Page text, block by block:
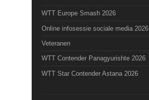
WTT Europe Smash 2026
Online infosessie sociale media 2026
Veteranen
WTT Contender Panagyurishte 2026
WTT Star Contender Astana 2026